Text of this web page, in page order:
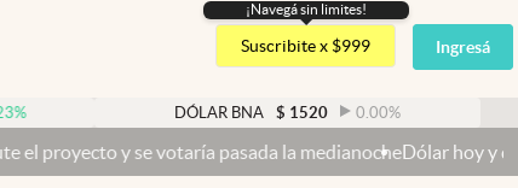
Argentina
España
USA
¡Navegá sin limites!
Suscribite x $999 Ingresá
DÓLAR BNA $ 1520 0.00 %
y se votaría pasada la medianocheDólar hoy y dólar blue